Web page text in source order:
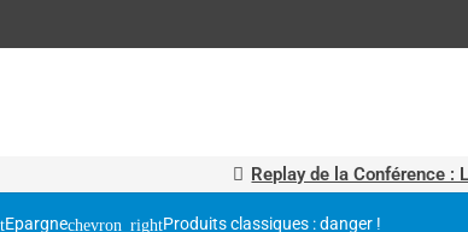
Replay de la Conférence :
Epargne Produits classiques : danger !